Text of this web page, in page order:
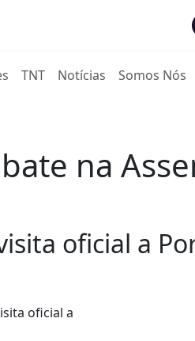
TNT Notícias Somos Nós
na
oficial a
oficial a